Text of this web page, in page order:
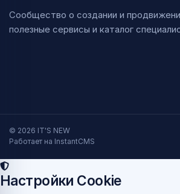
Сообщество о создании и
полезные сервисы и каталог
© 2026 IT'S NEW
Работает на InstantCMS
Настройки Cookie